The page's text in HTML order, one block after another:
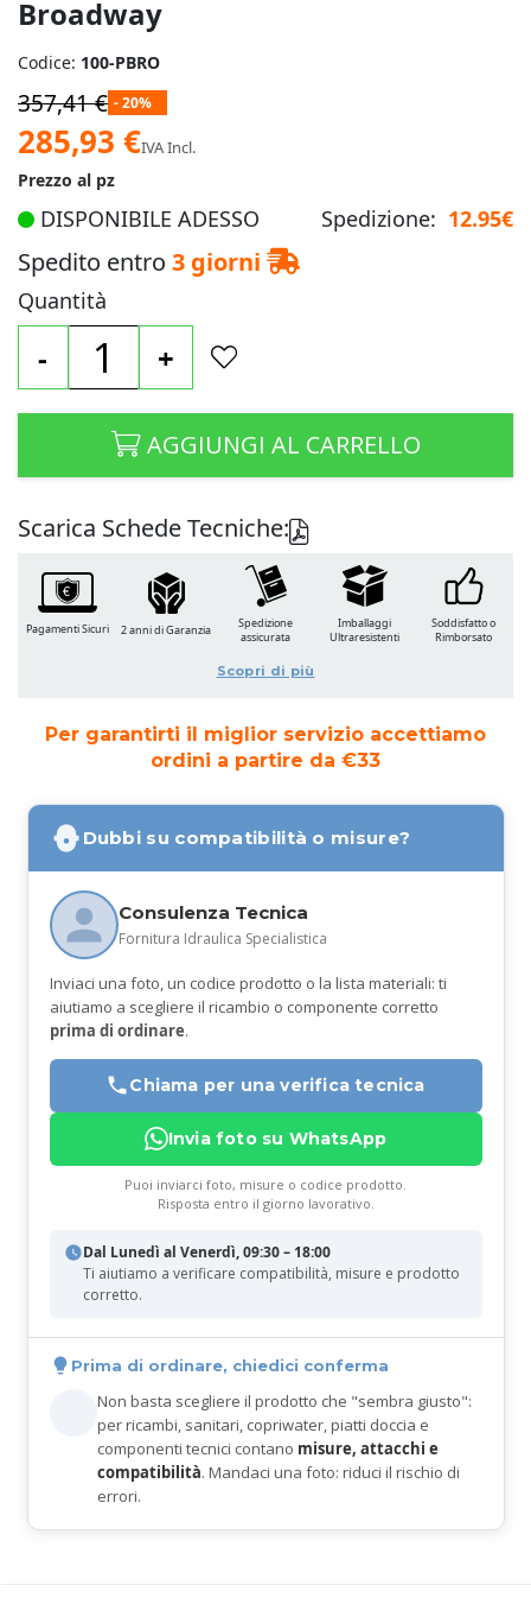
Broadway
Codice: 100-PBRO
357,41 € - 20%
Prezzo
speciale
285,93 €IVA Incl.
Prezzo al pz
DISPONIBILE ADESSO Spedizione: 12.95€
Spedito entro 3 giorni
Quantità
- +
AGGIUNGI AL CARRELLO
Scarica Schede Tecniche:
Per garantirti il miglior servizio accettiamo
ordini a partire da €33
Dubbi su compatibilità o misure?
Consulenza Tecnica
Fornitura Idraulica Specialistica
Inviaci una foto, un codice prodotto o la lista materiali: ti
aiutiamo a scegliere il ricambio o componente corretto
prima di ordinare.
Chiama per una verifica tecnica
Invia foto su WhatsApp
Puoi inviarci foto, misure o codice prodotto.
Risposta entro il giorno lavorativo.
Dal Lunedì al Venerdì, 09:30 – 18:00
Ti aiutiamo a verificare compatibilità, misure e prodotto
corretto.
Prima di ordinare, chiedici conferma
Non basta scegliere il prodotto che "sembra giusto":
per ricambi, sanitari, copriwater, piatti doccia e
componenti tecnici contano misure, attacchi e
compatibilità. Mandaci una foto: riduci il rischio di
errori.
Pagamenti Sicuri 2 anni di Garanzia
Spedizione
assicurata
Imballaggi
Ultraresistenti
Soddisfatto o
Rimborsato
Scopri di più